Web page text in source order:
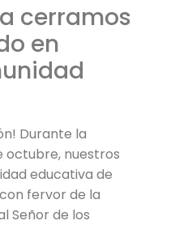
cerramos
en
Durante la
octubre, nuestros
educativa de
fervor de la
Señor de los